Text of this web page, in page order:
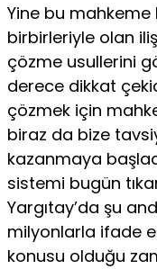
Yine bu mahkeme
birbirleriyle olan
çözme usullerini
derece dikkat
çözmek için
biraz da bize
kazanmaya
sistemi bugün
Yargı­tay’da şu
milyonlarla ifade
konusu olduğu